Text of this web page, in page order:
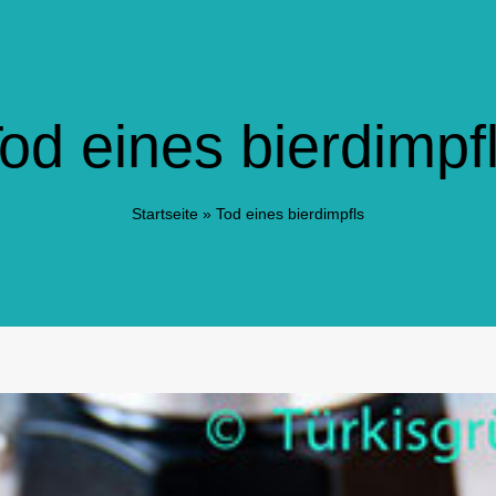
eines
Startseite » Tod eines bierdimpfls